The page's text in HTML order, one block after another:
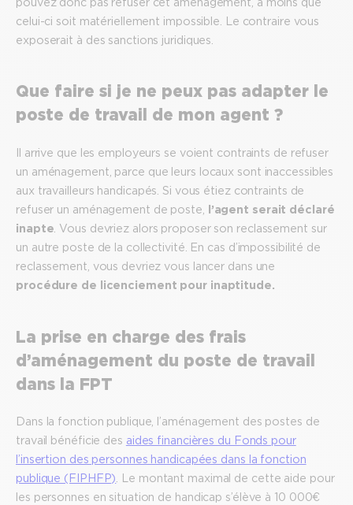
celui-ci soit matériellement impossible. Le contraire vous
exposerait à des sanctions juridiques.
Que faire si je ne peux pas adapter le
poste de travail de mon agent ?
Il arrive que les employeurs se voient contraints de refuser
un aménagement, parce que leurs locaux sont inaccessibles
aux travailleurs handicapés. Si vous étiez contraints de
refuser un aménagement de poste, l’agent serait déclaré
inapte . Vous devriez alors proposer son reclassement sur
un autre poste de la collectivité. En cas d’impossibilité de
reclassement, vous devriez vous lancer dans une
procédure de licenciement pour inaptitude.
La prise en charge des frais
d’aménagement du poste de travail
dans la FPT
Dans la fonction publique, l’aménagement des postes de
travail bénéficie des aides financières du Fonds pour
l’insertion des personnes handicapées dans la fonction
publique (FIPHFP) . Le montant maximal de cette aide pour
les personnes en situation de handicap s’élève à 10 000€